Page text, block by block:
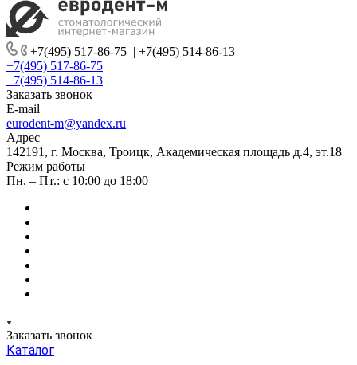
+7(495) 517-86-75 | +7(495) 514-86-13
+7(495) 517-86-75
+7(495) 514-86-13
Заказать звонок
E-mail
eurodent-m@yandex.ru
Адрес
142191, г. Москва, Троицк, Академическая площадь д.4, эт.18
Режим работы
Пн. – Пт.: с 10:00 до 18:00
Заказать звонок
Каталог